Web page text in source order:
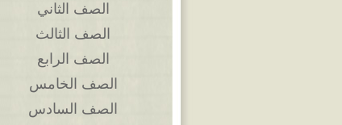
الصف الثاني
الصف الثالث
الصف الرابع
الصف الخامس
الصف السادس